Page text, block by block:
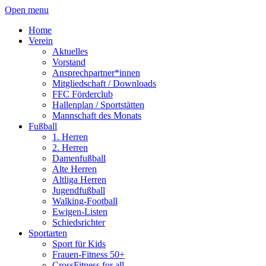
Open menu
Home
Verein
Aktuelles
Vorstand
Ansprechpartner*innen
Mitgliedschaft / Downloads
FFC Förderclub
Hallenplan / Sportstätten
Mannschaft des Monats
Fußball
1. Herren
2. Herren
Damenfußball
Alte Herren
Altliga Herren
Jugendfußball
Walking-Football
Ewigen-Listen
Schiedsrichter
Sportarten
Sport für Kids
Frauen-Fitness 50+